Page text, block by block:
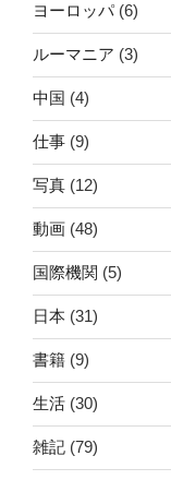
ヨーロッパ(6)
ルーマニア (3)
中国 (4)
仕事 (9)
写真 (12)
動画 (48)
国際機関 (5)
日本 (31)
書籍 (9)
生活 (30)
雑記 (79)